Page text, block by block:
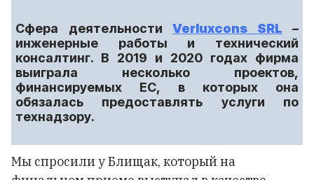
Сфера деятельности Verluxcons SRL –
инженерные работы и технический
консалтинг. В 2019 и 2020 годах фирма
выиграла несколько проектов,
финансируемых ЕС, в которых она
обязалась предоставлять услуги по
технадзору.
Мы спросили у Блищак, который на